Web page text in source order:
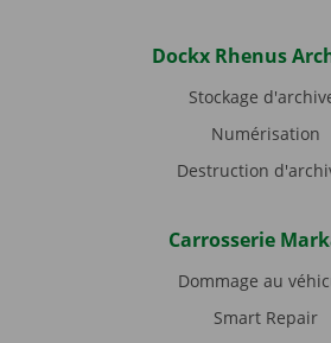
Dockx Rhenus
Stockage
Numérisation
Destruction
Carrosserie
Dommage au
Smart Repair